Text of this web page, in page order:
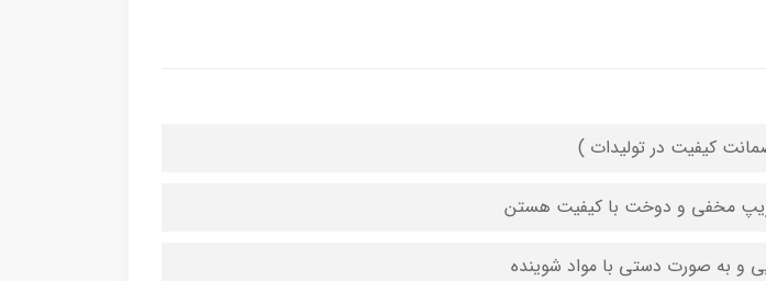
کیفیت در تولیدات )
زیپ مخفی و دوخت با کیفیت هستن
و به صورت دستی با مواد شوینده